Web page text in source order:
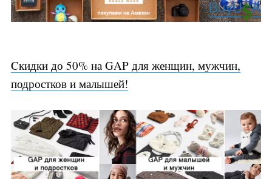
Cкидки до 50% на GAP для женщин, мужчин,
подростков и малышей!